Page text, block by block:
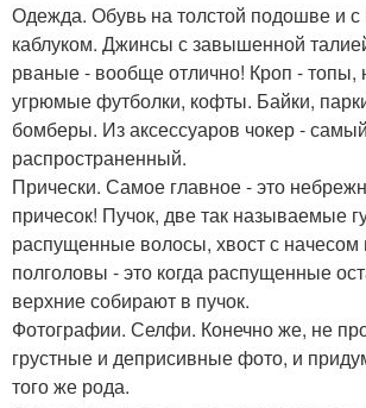
Одежда. Обувь на толстой подошве и
каблуком. Джинсы с завышенной
рваные - вообще отлично! Кроп -
угрюмые футболки, кофты. Байки,
бомберы. Из аксессуаров чокер - самый
распространенный.
Прически. Самое главное - это
причесок! Пучок, две так называемые
распущенные волосы, хвост с начесом
полголовы - это когда распущенные
верхние собирают в пучок.
Фотографии. Селфи. Конечно же, не
грустные и деприсивные фото, и
того же рода.